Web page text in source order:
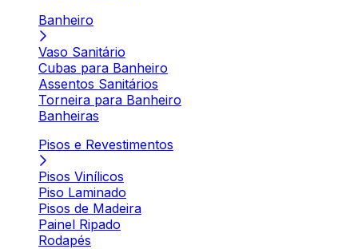
Banheiro
Vaso Sanitário
Cubas para Banheiro
Assentos Sanitários
Torneira para Banheiro
Banheiras
Pisos e Revestimentos
Pisos Vinílicos
Piso Laminado
Pisos de Madeira
Painel Ripado
Rodapés